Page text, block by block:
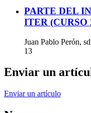
PARTE DEL
ITER (CURSO
Juan Pablo Perón,
13
Enviar un
Enviar un artículo